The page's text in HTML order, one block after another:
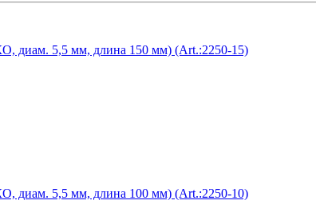
диам. 5,5 мм, длина 150 мм) (Art.:2250-15)
диам. 5,5 мм, длина 100 мм) (Art.:2250-10)